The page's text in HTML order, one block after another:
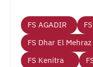
FS AGADIR
FS Dhar El Mehraz
FS Kenitra